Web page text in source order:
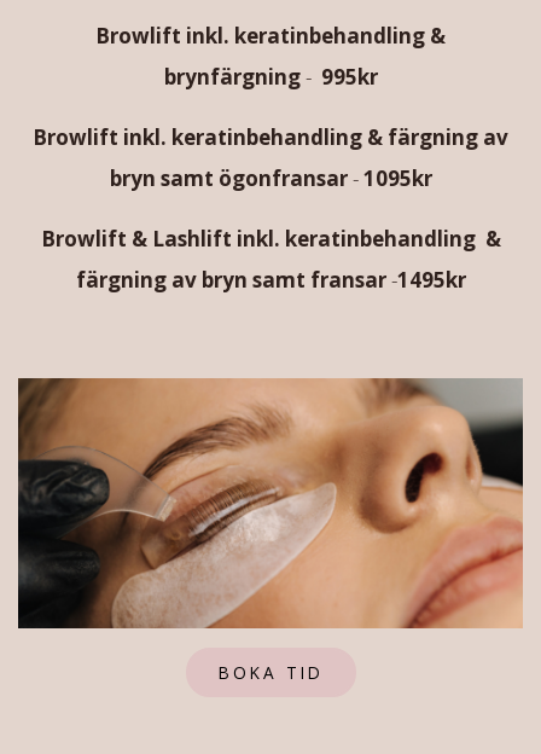
Browlift inkl. keratinbehandling &
brynfärgning- 995kr
Browlift inkl. keratinbehandling & färgning av
bryn samt ögonfransar-1095kr
Browlift & Lashlift inkl. keratinbehandling &
färgning av bryn samt fransar-1495kr
BOKA TID